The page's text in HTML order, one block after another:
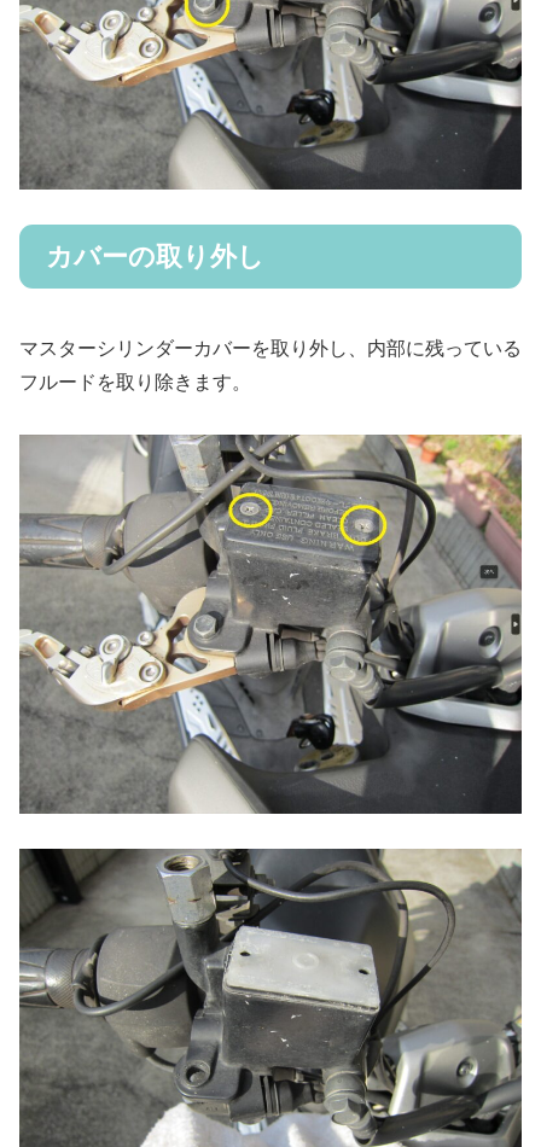
カバーの取り外し
マスターシリンダーカバーを取り外し、内部に残っている
フルードを取り除きます。